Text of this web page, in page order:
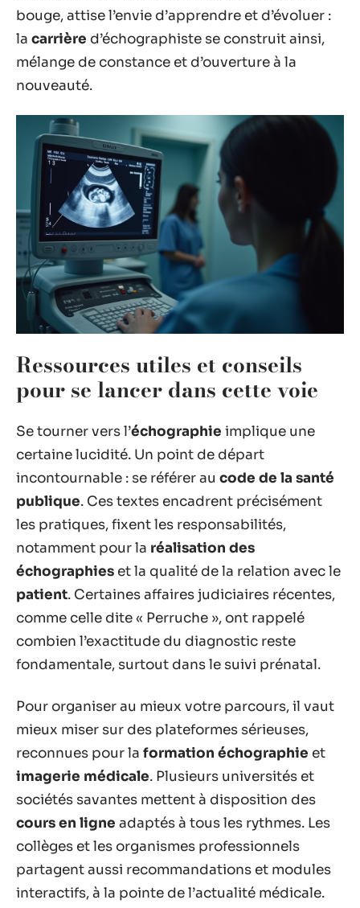
bouge, attise l’envie d’apprendre et d’évoluer :
la carrière d’échographiste se construit ainsi,
mélange de constance et d’ouverture à la
nouveauté.
Ressources utiles et conseils
pour se lancer dans cette voie
Se tourner vers l’échographie implique une
certaine lucidité. Un point de départ
incontournable : se référer au code de la santé
publique. Ces textes encadrent précisément
les pratiques, fixent les responsabilités,
notamment pour la réalisation des
échographies et la qualité de la relation avec le
patient. Certaines affaires judiciaires récentes,
comme celle dite « Perruche », ont rappelé
combien l’exactitude du diagnostic reste
fondamentale, surtout dans le suivi prénatal.
Pour organiser au mieux votre parcours, il vaut
mieux miser sur des plateformes sérieuses,
reconnues pour la formation échographie et
imagerie médicale. Plusieurs universités et
sociétés savantes mettent à disposition des
cours en ligne adaptés à tous les rythmes. Les
collèges et les organismes professionnels
partagent aussi recommandations et modules
interactifs, à la pointe de l’actualité médicale.